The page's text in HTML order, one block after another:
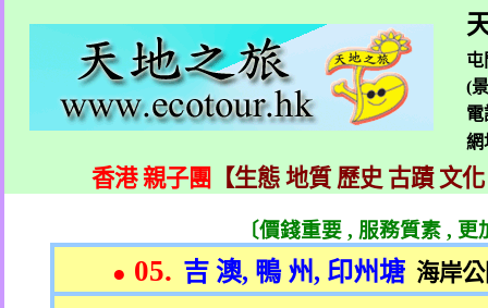
屯
(
電
香港 親子團 【生態 地質 歷史 古蹟 文
〔價錢重要, 服務質素, 更
● 05. 吉 澳, 鴨 州, 印州塘 海岸